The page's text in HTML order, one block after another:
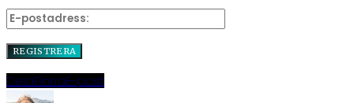
DelaPinnaE-post